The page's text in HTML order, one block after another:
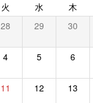
火 水 木
28 29 30
4 5 6
11 12 13